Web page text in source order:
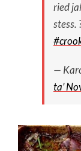
ried
stess.
—
ta’